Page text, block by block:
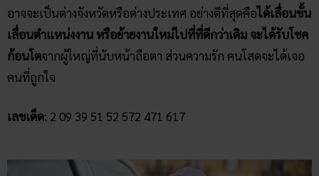
อาจจะเป็นต่างจังหวัดหรือต่างประเทศ อย่างดีที่สุดคือได้เลื่อนขั้น
เลื่อนตำแหน่งงาน หรือย้ายงานใหม่ไปที่ที่ดีกว่าเดิม จะได้รับโชค
ก้อนโตจากผู้ใหญ่ที่นับหน้าถือตา ส่วนความรัก คนโสดจะได้เจอ
คนที่ถูกใจ
เลขเด็ด: 2 09 39 51 52 572 471 617